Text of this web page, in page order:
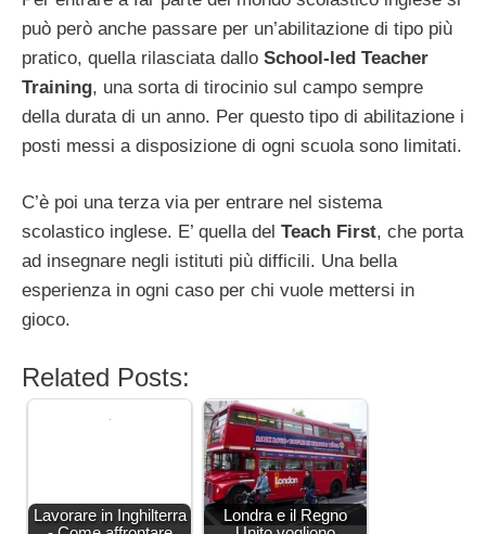
può però anche passare per un’abilitazione di tipo più
pratico, quella rilasciata dallo School-led Teacher
Training, una sorta di tirocinio sul campo sempre
della durata di un anno. Per questo tipo di abilitazione i
posti messi a disposizione di ogni scuola sono limitati.
C’è poi una terza via per entrare nel sistema
scolastico inglese. E’ quella del Teach First, che porta
ad insegnare negli istituti più difficili. Una bella
esperienza in ogni caso per chi vuole mettersi in
gioco.
Related Posts:
Lavorare in Inghilterra
Londra e il Regno